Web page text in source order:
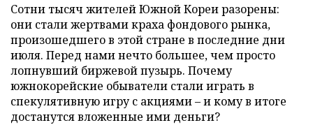
Сотни тысяч жителей Южной Кореи разорены:
они стали жертвами краха фондового рынка,
произошедшего в этой стране в последние дни
июля. Перед нами нечто большее, чем просто
лопнувший биржевой пузырь. Почему
южнокорейские обыватели стали играть в
спекулятивную игру с акциями – и кому в итоге
достанутся вложенные ими деньги?